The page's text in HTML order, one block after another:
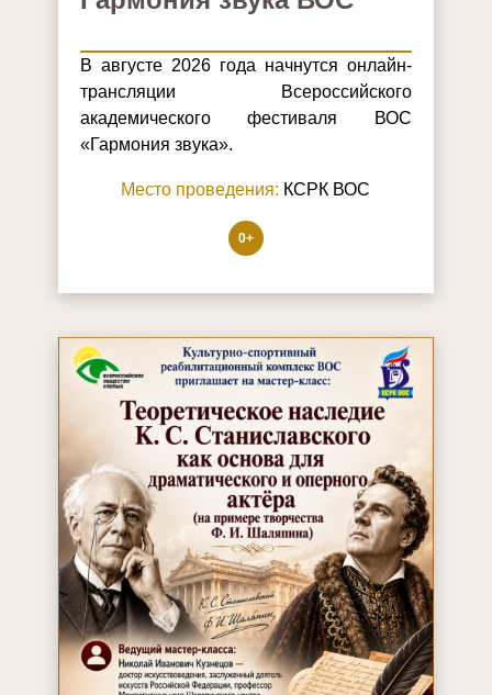
В августе 2026 года начнутся онлайн-
трансляции Всероссийского
академического фестиваля ВОС
«Гармония звука».
Место проведения: КСРК ВОС
0+